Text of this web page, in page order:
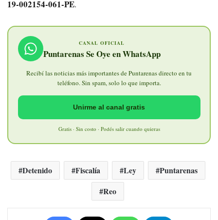
19-002154-061-PE.
CANAL OFICIAL
Puntarenas Se Oye en WhatsApp
Recibí las noticias más importantes de Puntarenas directo en tu
teléfono. Sin spam, solo lo que importa.
Unirme al canal gratis
Gratis · Sin costo · Podés salir cuando quieras
Detenido Fiscalía Ley
Puntarenas
Reo